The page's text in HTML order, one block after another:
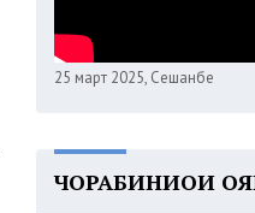
25 март 2025, Сешанбе
ЧОРАБИНИҲОИ